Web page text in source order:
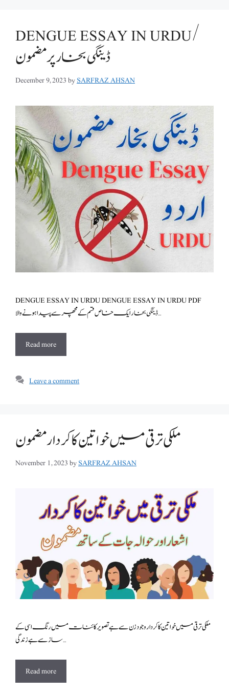
DENGUE ESSAY IN URDU/
ڈینگی بخار پر مضمون
December 9, 2023bySARFRAZ AHSAN
DENGUE ESSAY IN URDU DENGUE ESSAY IN URDU PDF
ڈینگی بخار ایک خاص قسم کے مچھر سے پیدا ہونے والا …
Read more
Leave a comment
ملکی ترقی میں خواتین کا کردار مضمون
November 1, 2023bySARFRAZ AHSAN
ملکی ترقی میں خواتین کا کردار وجود زن سے ہے تصویر کائنات میں رنگ اسی کے
ساز سے ہے زندگی …
Read more